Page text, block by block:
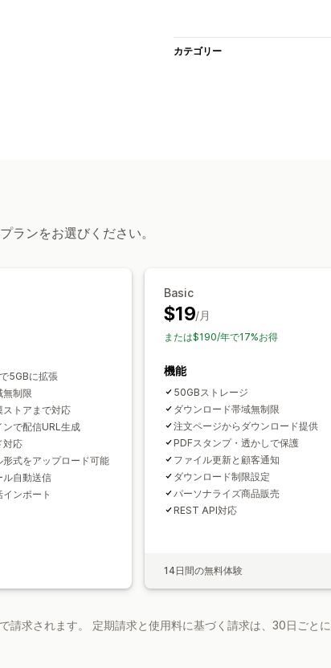
カテゴリー
ランをお選びください。
5GBに拡張
無制限
トアまで対応
ンで配信URL生成
対応
形式をアップロード可能
ル自動送信
ンポート
Basic
$19/月
または$190/年で17%お得
機能
50GBストレージ
ダウンロード帯域無制限
注文ページからダウンロード提供
PDFスタンプ・透かしで保護
ファイル更新と顧客通知
ダウンロード制限設定
パーソナライズ商品販売
REST API対応
14日間の無料体験
請求されます。 定期請求と使用料に基づく請求は、30日ごと